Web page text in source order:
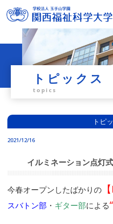
トピックス
topics
トピ
イルミネーション点灯
2021/12/16
今春オープンしたばかりの 【
スバトン部 ・ ギター部による